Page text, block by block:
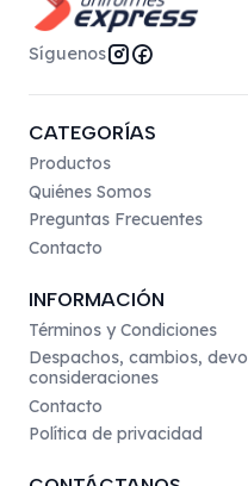
Síguenos
CATEGORÍAS
Productos
Quiénes Somos
Preguntas Frecuentes
Contacto
INFORMACIÓN
Términos y Condiciones
Despachos, cambios,
consideraciones
Contacto
Política de privacidad